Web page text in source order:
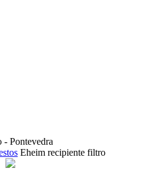
Pontevedra
Eheim recipiente filtro